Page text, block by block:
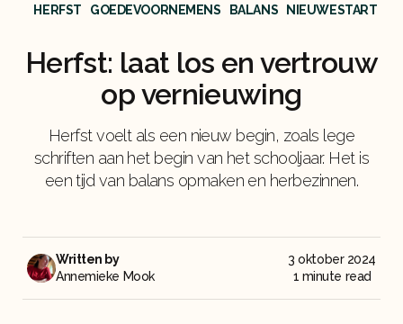
HERFST
GOEDEVOORNEMENS BALANS NIEUWESTART
Herfst: laat los en vertrouw
op vernieuwing
Herfst voelt als een nieuw begin, zoals lege
schriften aan het begin van het schooljaar. Het is
een tijd van balans opmaken en herbezinnen.
Written by
Annemieke Mook
3 oktober 2024
1 minute read